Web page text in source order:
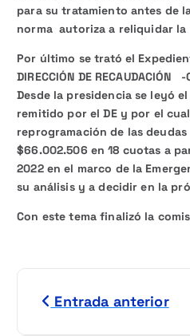
para su tratamiento antes de
norma autoriza a reliquidar la
Por último se trató el
DIRECCIÓN DE RECAUDACIÓN
Desde la presidencia se leyó
remitido por el DE y por el
reprogramación de las
$66.002.506 en 18 cuotas a
2022 en el marco de la
su análisis y a decidir en la
Con este tema finalizó la
Entrada anterior